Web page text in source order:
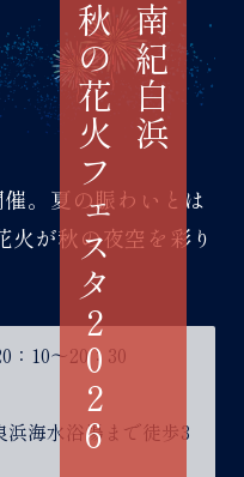
南紀白浜
秋の花火フェスタ2026
。夏の賑わいとは
火が秋の夜空を彩り
：10～20：30
浜海水浴場まで徒歩3